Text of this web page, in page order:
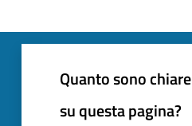
Quanto sono
su questa pagina?